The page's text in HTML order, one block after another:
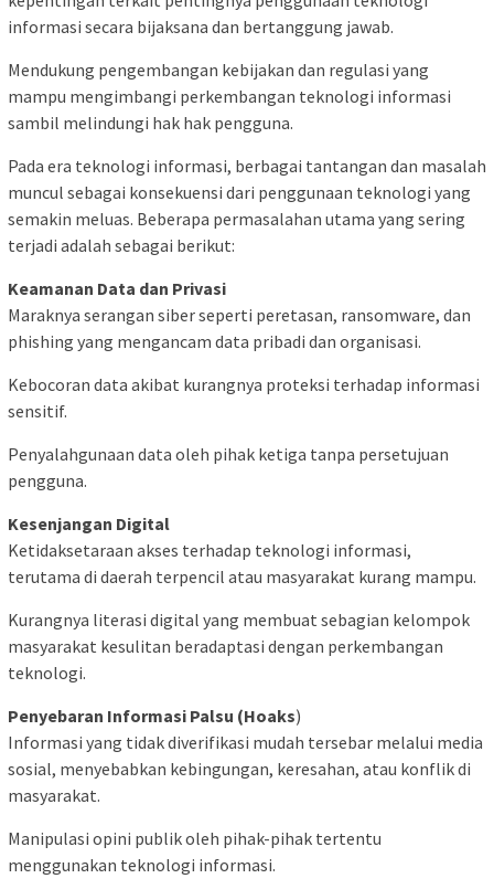
informasi secara bijaksana dan bertanggung jawab.
Mendukung pengembangan kebijakan dan regulasi yang
mampu mengimbangi perkembangan teknologi informasi
sambil melindungi hak hak pengguna.
Pada era teknologi informasi, berbagai tantangan dan masalah
muncul sebagai konsekuensi dari penggunaan teknologi yang
semakin meluas. Beberapa permasalahan utama yang sering
terjadi adalah sebagai berikut:
Keamanan Data dan Privasi
Maraknya serangan siber seperti peretasan, ransomware, dan
phishing yang mengancam data pribadi dan organisasi.
Kebocoran data akibat kurangnya proteksi terhadap informasi
sensitif.
Penyalahgunaan data oleh pihak ketiga tanpa persetujuan
pengguna.
Kesenjangan Digital
Ketidaksetaraan akses terhadap teknologi informasi,
terutama di daerah terpencil atau masyarakat kurang mampu.
Kurangnya literasi digital yang membuat sebagian kelompok
masyarakat kesulitan beradaptasi dengan perkembangan
teknologi.
Penyebaran Informasi Palsu (Hoaks)
Informasi yang tidak diverifikasi mudah tersebar melalui media
sosial, menyebabkan kebingungan, keresahan, atau konflik di
masyarakat.
Manipulasi opini publik oleh pihak-pihak tertentu
menggunakan teknologi informasi.